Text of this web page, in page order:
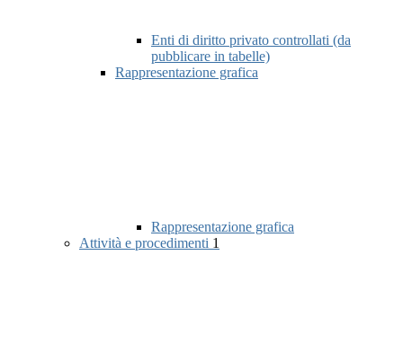
Enti di diritto privato controllati (da
pubblicare in tabelle)
Rappresentazione grafica
Rappresentazione grafica
Attività e procedimenti 1